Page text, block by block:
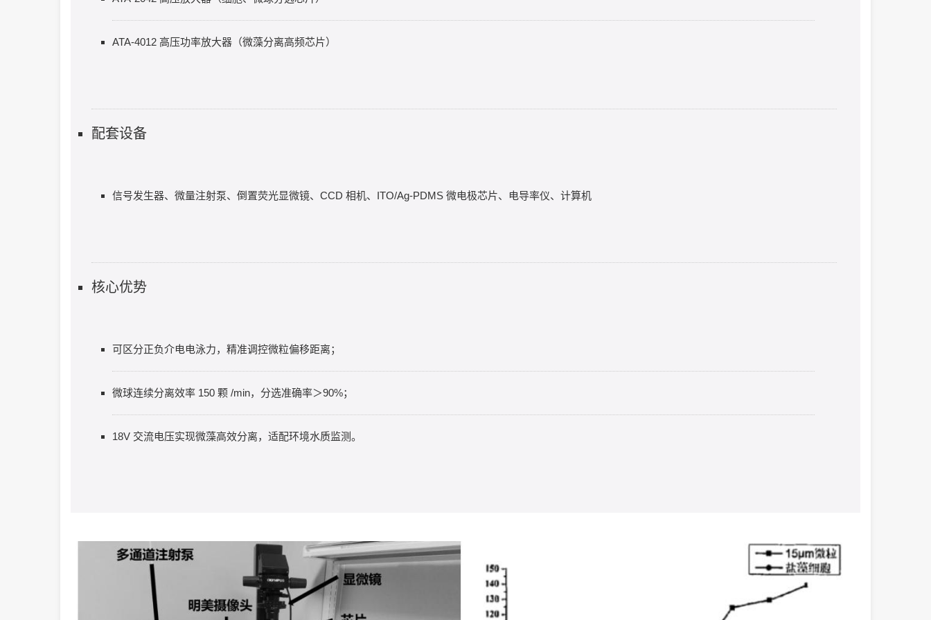
ATA-4012 高压功率放大器（微藻分离高频芯片）
配套设备
信号发生器、微量注射泵、倒置荧光显微镜、CCD 相机、ITO/Ag-PDMS 微电极芯片、电导率仪、计算机
核心优势
可区分正负介电电泳力，精准调控微粒偏移距离；
微球连续分离效率 150 颗 /min，分选准确率＞90%；
18V 交流电压实现微藻高效分离，适配环境水质监测。